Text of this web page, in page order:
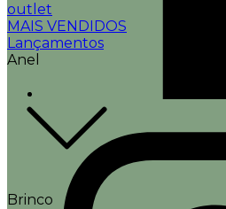
outlet
MAIS VENDIDOS
Lançamentos
Anel
Brinco